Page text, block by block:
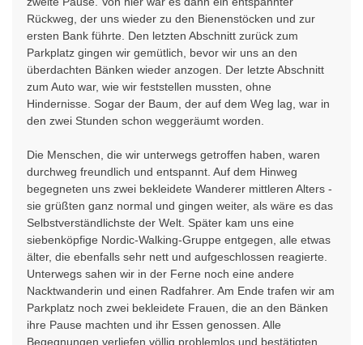
Rückweg, der uns wieder zu den Bienenstöcken und zur
ersten Bank führte. Den letzten Abschnitt zurück zum
Parkplatz gingen wir gemütlich, bevor wir uns an den
überdachten Bänken wieder anzogen. Der letzte Abschnitt
zum Auto war, wie wir feststellen mussten, ohne
Hindernisse. Sogar der Baum, der auf dem Weg lag, war in
den zwei Stunden schon weggeräumt worden.
Die Menschen, die wir unterwegs getroffen haben, waren
durchweg freundlich und entspannt. Auf dem Hinweg
begegneten uns zwei bekleidete Wanderer mittleren Alters -
sie grüßten ganz normal und gingen weiter, als wäre es das
Selbstverständlichste der Welt. Später kam uns eine
siebenköpfige Nordic-Walking-Gruppe entgegen, alle etwas
älter, die ebenfalls sehr nett und aufgeschlossen reagierte.
Unterwegs sahen wir in der Ferne noch eine andere
Nacktwanderin und einen Radfahrer. Am Ende trafen wir am
Parkplatz noch zwei bekleidete Frauen, die an den Bänken
ihre Pause machten und ihr Essen genossen. Alle
Begegnungen verliefen völlig problemlos und bestätigten